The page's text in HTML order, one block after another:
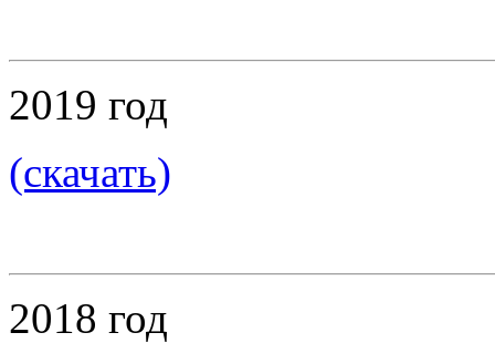
2019 год
(скачать)
2018 год